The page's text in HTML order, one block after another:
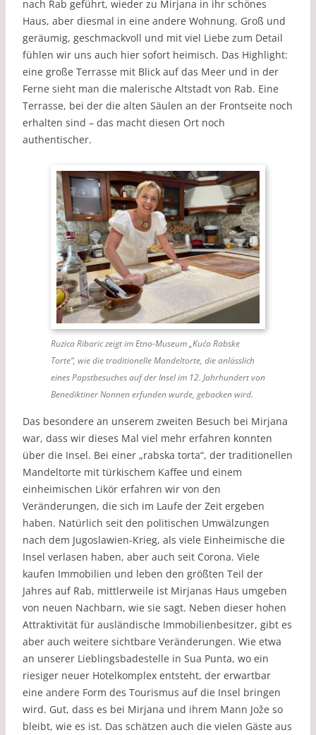
nach Rab geführt, wieder zu Mirjana in ihr schönes
Haus, aber diesmal in eine andere Wohnung. Groß und
geräumig, geschmackvoll und mit viel Liebe zum Detail
fühlen wir uns auch hier sofort heimisch. Das Highlight:
eine große Terrasse mit Blick auf das Meer und in der
Ferne sieht man die malerische Altstadt von Rab. Eine
Terrasse, bei der die alten Säulen an der Frontseite noch
erhalten sind – das macht diesen Ort noch
authentischer.
Ruzica Ribaric zeigt im Etno-Museum „Kuća Rabske
Torte“, wie die traditionelle Mandeltorte, die anlässlich
eines Papstbesuches auf der Insel im 12. Jahrhundert von
Benediktiner Nonnen erfunden wurde, gebacken wird.
Das besondere an unserem zweiten Besuch bei Mirjana
war, dass wir dieses Mal viel mehr erfahren konnten
über die Insel. Bei einer „rabska torta“, der traditionellen
Mandeltorte mit türkischem Kaffee und einem
einheimischen Likör erfahren wir von den
Veränderungen, die sich im Laufe der Zeit ergeben
haben. Natürlich seit den politischen Umwälzungen
nach dem Jugoslawien-Krieg, als viele Einheimische die
Insel verlasen haben, aber auch seit Corona. Viele
kaufen Immobilien und leben den größten Teil der
Jahres auf Rab, mittlerweile ist Mirjanas Haus umgeben
von neuen Nachbarn, wie sie sagt. Neben dieser hohen
Attraktivität für ausländische Immobilienbesitzer, gibt es
aber auch weitere sichtbare Veränderungen. Wie etwa
an unserer Lieblingsbadestelle in Sua Punta, wo ein
riesiger neuer Hotelkomplex entsteht, der erwartbar
eine andere Form des Tourismus auf die Insel bringen
wird. Gut, dass es bei Mirjana und ihrem Mann Jože so
bleibt, wie es ist. Das schätzen auch die vielen Gäste aus